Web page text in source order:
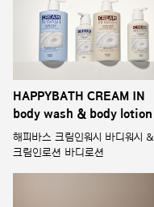
HAPPYBATH CREAM IN
body wash & body lotion
해피바스 크림인워시 바디워시 &
크림인로션 바디로션